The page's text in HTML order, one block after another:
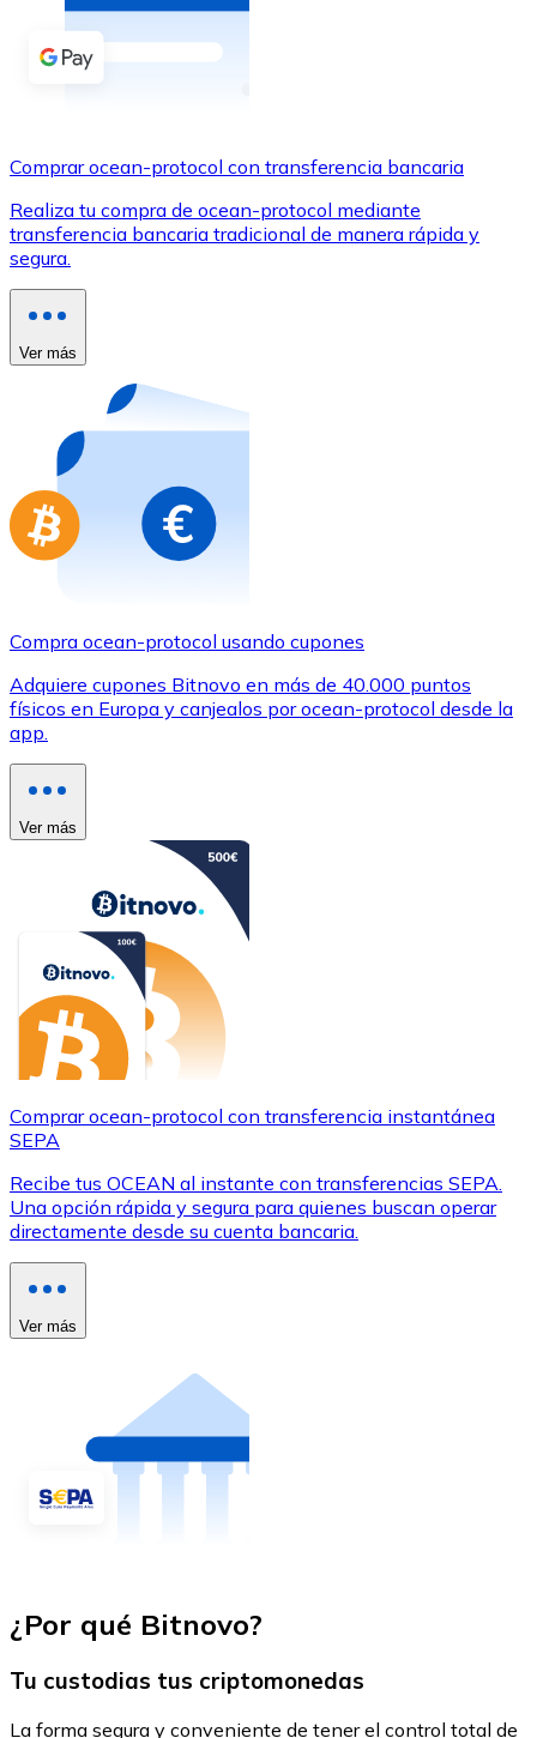
Comprar con efectivo
Transferencia SEPA
Utiliza tarjetas Visa y Mastercard para comprar
Comprar con tarjeta
Tienda - Tarjetas regalo
Nuevo
Compra tarjetas regalo de tus marcas favoritas con
Ir a la tienda de tarjetas regalo
Comprar ocean-protocol con transferencia bancaria
Realiza tu compra de ocean-protocol mediante
transferencia bancaria tradicional de manera rápida y
segura.
Ver más
Compra ocean-protocol usando cupones
Adquiere cupones Bitnovo en más de 40.000 puntos
físicos en Europa y canjealos por ocean-protocol desde la
app.
Ver más
Comprar ocean-protocol con transferencia instantánea
SEPA
Recibe tus OCEAN al instante con transferencias SEPA.
Una opción rápida y segura para quienes buscan operar
directamente desde su cuenta bancaria.
Ver más
¿Por qué Bitnovo?
Tu custodias tus criptomonedas
La forma segura y conveniente de tener el control total de